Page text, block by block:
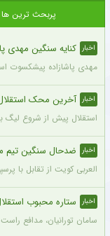
پربحث ترین ها
اخبار کنایه سنگین مهدی
مهدی پاشازاده پیشکسوت
اخبار آخرین محک
استقلال پیش از شروع لیگ
اخبار ضدحال سنگین تیم
العربی کویت از تقابل با
اخبار ستاره محبوب
سامان تورانیان، مدافع